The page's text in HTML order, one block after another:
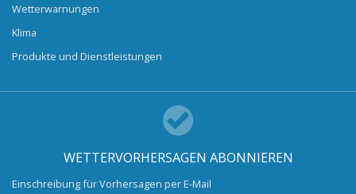
Wetterwarnungen
Klima
Produkte und Dienstleistungen
WETTERVORHERSAGEN ABONNIEREN
Einschreibung für Vorhersagen per E-Mail